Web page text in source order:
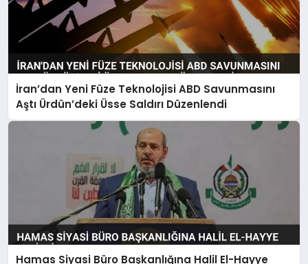
İran’dan Yeni Füze Teknolojisi ABD Savunmasını
Aştı Ürdün’deki Üsse Saldırı Düzenlendi
Hamas Siyasi Büro Başkanlığına Halil El-Hayye